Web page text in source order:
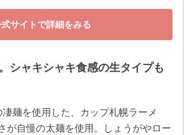
サイトで詳細をみる
シャキシャキ食感の生タイプも
麺を使用した、カップ札幌ラーメ
が自慢の太麺を使用。しょうがやロー